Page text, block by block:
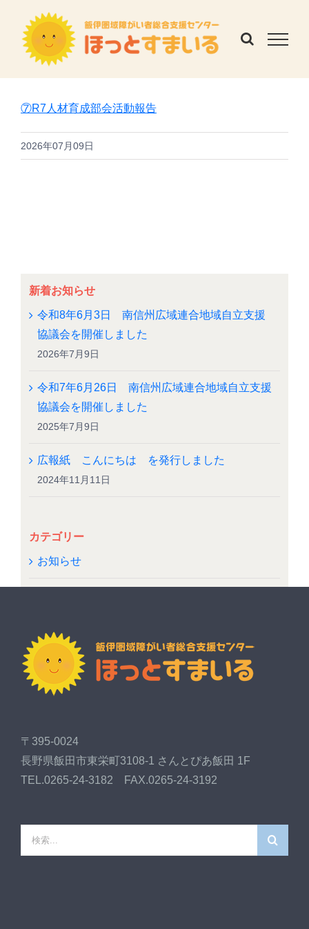
content
⑦R7人材育成部会活動報告
2026年07月09日
新着お知らせ
令和8年6月3日 南信州広域連合地域自立支援
協議会を開催しました
2026年7月9日
令和7年6月26日 南信州広域連合地域自立支援
協議会を開催しました
2025年7月9日
広報紙 こんにちは を発行しました
2024年11月11日
カテゴリー
お知らせ
〒395-0024
長野県飯田市東栄町3108-1 さんとぴあ飯田 1F
TEL.0265-24-3182 FAX.0265-24-3192